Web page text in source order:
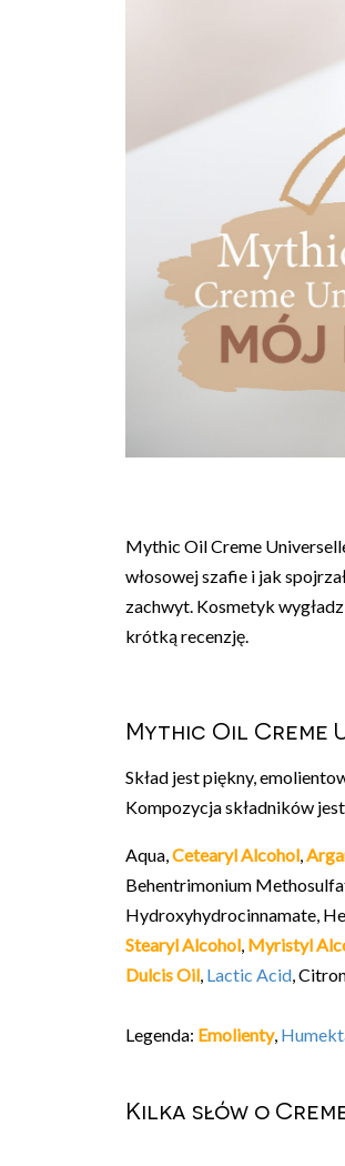
Mythic Oil Creme
włosowej szafie i jak
zachwyt. Kosmetyk
krótką recenzję.
Mythic Oil Creme
Skład jest piękny,
Kompozycja składników
Aqua,Cetearyl Alcohol,
Behentrimonium
Hydroxyhydrocinnamate,
Stearyl Alcohol, Myristyl
Dulcis Oil, Lactic Acid,
Legenda: Emolienty,
Kilka słów o